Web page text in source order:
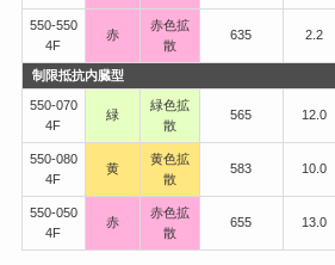
550-550
4F
赤
赤色拡
散
635 2.2
制限抵抗内臓型
550-070
4F
緑
緑色拡
散
565 12.0
550-080
4F
黄
黄色拡
散
583 10.0
550-050
4F
赤
赤色拡
散
655 13.0